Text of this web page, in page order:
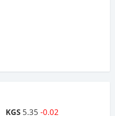
KGS 5.35 -0.02